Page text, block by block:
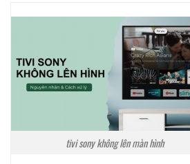
tivi sony không lên màn hình